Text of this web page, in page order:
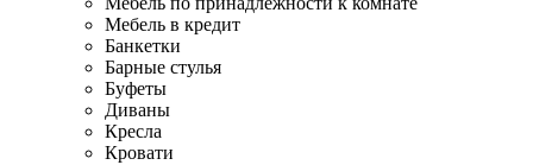
Мебель в кредит
Банкетки
Барные стулья
Буфеты
Диваны
Кресла
Кровати